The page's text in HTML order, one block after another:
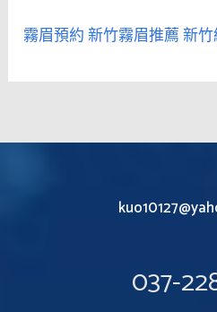
霧眉預約新竹霧眉推薦新
037-